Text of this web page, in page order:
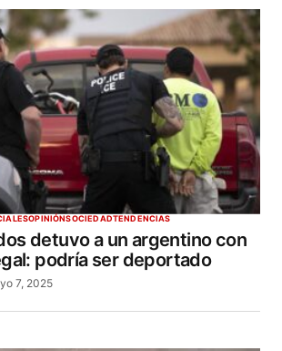
OPINIÓNSOCIEDADTENDENCIAS
detuvo a un argentino con
podría ser deportado
7, 2025